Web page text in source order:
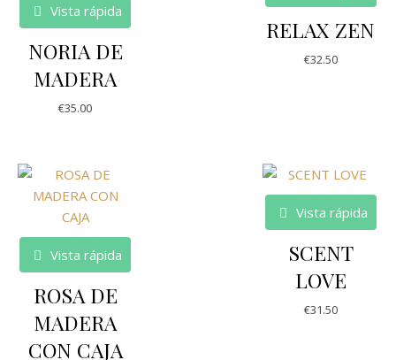
Vista rápida
NORIA DE
MADERA
€35.00
RELAX ZEN
€32.50
Vista rápida
ROSA DE
MADERA
CON CAJA
Vista rápida
SCENT
LOVE
€31.50